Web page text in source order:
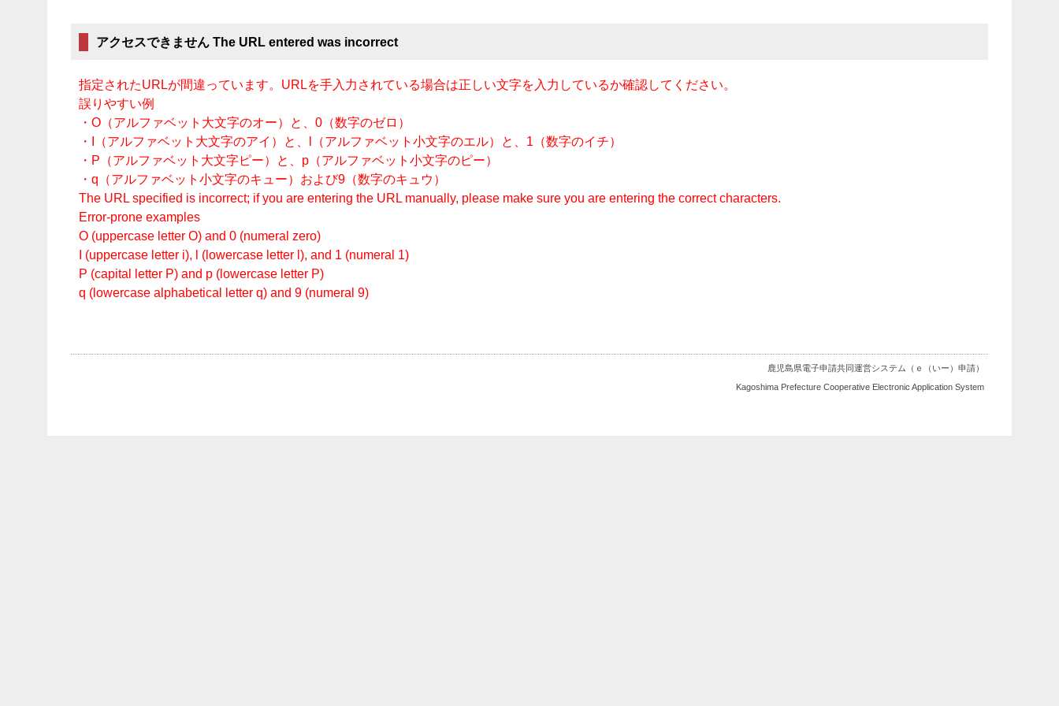
アクセスできません The URL entered was incorrect
指定されたURLが間違っています。URLを手入力されている場合は正しい文字を入力しているか確認してください。
誤りやすい例
・O（アルファベット大文字のオー）と、0（数字のゼロ）
・I（アルファベット大文字のアイ）と、l（アルファベット小文字のエル）と、1（数字のイチ）
・P（アルファベット大文字ピー）と、p（アルファベット小文字のピー）
・q（アルファベット小文字のキュー）および9（数字のキュウ）
The URL specified is incorrect; if you are entering the URL manually, please make sure you are entering the correct characters.
Error-prone examples
O (uppercase letter O) and 0 (numeral zero)
I (uppercase letter i), l (lowercase letter l), and 1 (numeral 1)
P (capital letter P) and p (lowercase letter P)
q (lowercase alphabetical letter q) and 9 (numeral 9)
鹿児島県電子申請共同運営システム（ｅ（いー）申請）
Kagoshima Prefecture Cooperative Electronic Application System